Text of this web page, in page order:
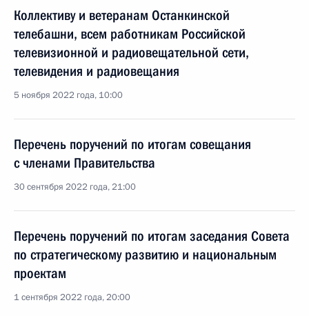
Коллективу и ветеранам Останкинской
телебашни, всем работникам Российской
телевизионной и радиовещательной сети,
телевидения и радиовещания
5 ноября 2022 года, 10:00
Перечень поручений по итогам совещания
с членами Правительства
30 сентября 2022 года, 21:00
Перечень поручений по итогам заседания Совета
по стратегическому развитию и национальным
проектам
1 сентября 2022 года, 20:00